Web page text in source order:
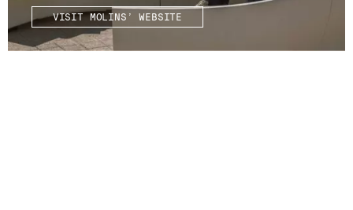
VISIT MOLINS’ WEBSITE